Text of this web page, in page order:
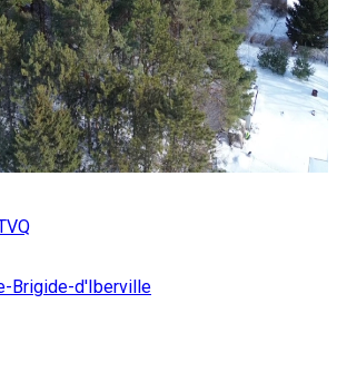
Brigide-d'Iberville